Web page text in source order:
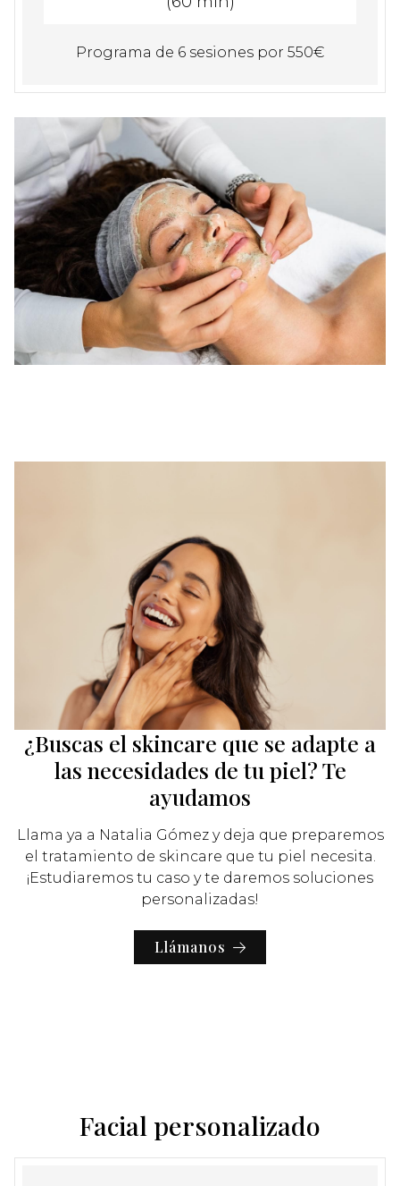
Programa de 6 sesiones por 550€
¿Buscas el skincare que se adapte a
las necesidades de tu piel? Te
ayudamos
Llama ya a Natalia Gómez y deja que preparemos
el tratamiento de skincare que tu piel necesita.
¡Estudiaremos tu caso y te daremos soluciones
personalizadas!
Llámanos
Facial personalizado